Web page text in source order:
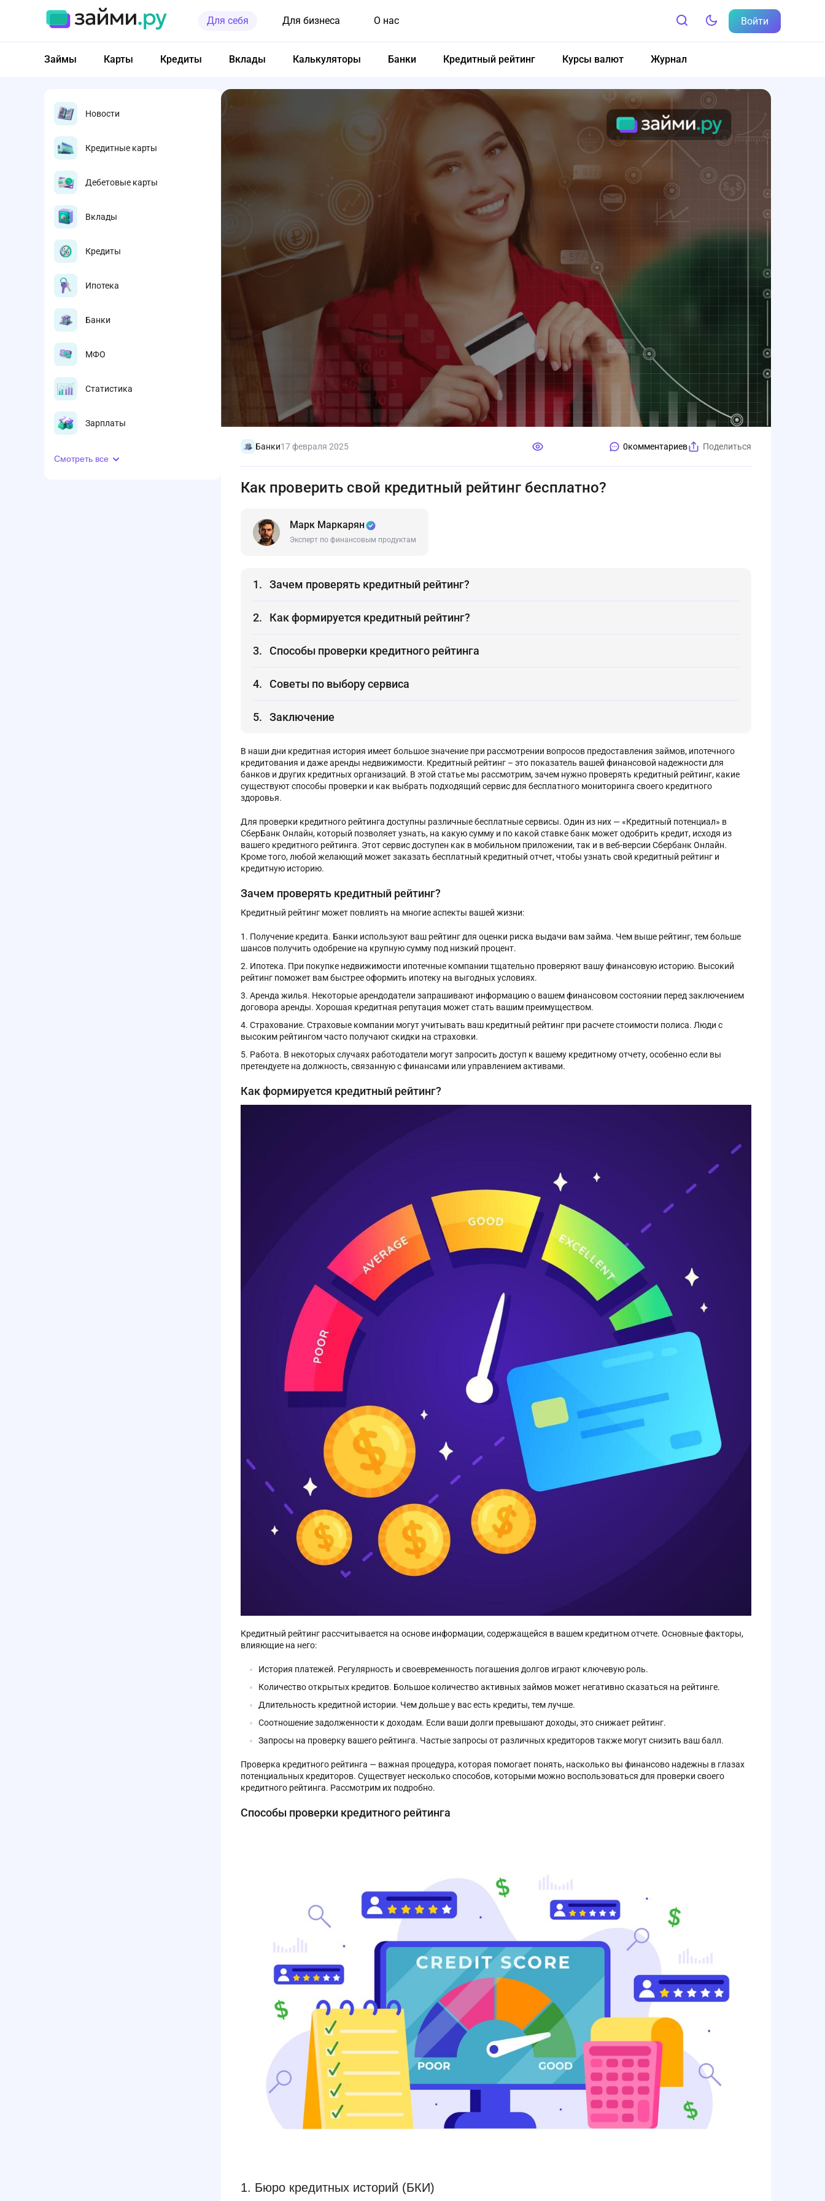
Для себя Для бизнеса О нас Войти
Займы Карты Кредиты Вклады Калькуляторы Банки Кредитный рейтинг Курсы валют Журнал
Новости
Кредитные карты
Дебетовые карты
Вклады
Кредиты
Ипотека
Банки
МФО
Статистика
Зарплаты
Смотреть все
Банки17 февраля 2025 0комментариев Поделиться
Как проверить свой кредитный рейтинг бесплатно?
Марк Маркарян
Эксперт по финансовым продуктам
Зачем проверять кредитный рейтинг?
Как формируется кредитный рейтинг?
Способы проверки кредитного рейтинга
Советы по выбору сервиса
Заключение
В наши дни кредитная история имеет большое значение при рассмотрении вопросов предоставления займов, ипотечного
кредитования и даже аренды недвижимости. Кредитный рейтинг – это показатель вашей финансовой надежности для
банков и других кредитных организаций. В этой статье мы рассмотрим, зачем нужно проверять кредитный рейтинг, какие
существуют способы проверки и как выбрать подходящий сервис для бесплатного мониторинга своего кредитного
здоровья.
Для проверки кредитного рейтинга доступны различные бесплатные сервисы. Один из них — «Кредитный потенциал» в
СберБанк Онлайн, который позволяет узнать, на какую сумму и по какой ставке банк может одобрить кредит, исходя из
вашего кредитного рейтинга. Этот сервис доступен как в мобильном приложении, так и в веб-версии Сбербанк Онлайн‍.
Кроме того, любой желающий может заказать бесплатный кредитный отчет, чтобы узнать свой кредитный рейтинг и
кредитную историю‍‍.
Зачем проверять кредитный рейтинг?
Кредитный рейтинг может повлиять на многие аспекты вашей жизни:
Получение кредита. Банки используют ваш рейтинг для оценки риска выдачи вам займа. Чем выше рейтинг, тем больше
шансов получить одобрение на крупную сумму под низкий процент.
Ипотека. При покупке недвижимости ипотечные компании тщательно проверяют вашу финансовую историю. Высокий
рейтинг поможет вам быстрее оформить ипотеку на выгодных условиях.
Аренда жилья. Некоторые арендодатели запрашивают информацию о вашем финансовом состоянии перед заключением
договора аренды. Хорошая кредитная репутация может стать вашим преимуществом.
Страхование. Страховые компании могут учитывать ваш кредитный рейтинг при расчете стоимости полиса. Люди с
высоким рейтингом часто получают скидки на страховки.
Работа. В некоторых случаях работодатели могут запросить доступ к вашему кредитному отчету, особенно если вы
претендуете на должность, связанную с финансами или управлением активами.
Как формируется кредитный рейтинг?
Кредитный рейтинг рассчитывается на основе информации, содержащейся в вашем кредитном отчете. Основные факторы,
влияющие на него:
История платежей. Регулярность и своевременность погашения долгов играют ключевую роль.
Количество открытых кредитов. Большое количество активных займов может негативно сказаться на рейтинге.
Длительность кредитной истории. Чем дольше у вас есть кредиты, тем лучше.
Соотношение задолженности к доходам. Если ваши долги превышают доходы, это снижает рейтинг.
Запросы на проверку вашего рейтинга. Частые запросы от различных кредиторов также могут снизить ваш балл.
Проверка кредитного рейтинга — важная процедура, которая помогает понять, насколько вы финансово надежны в глазах
потенциальных кредиторов. Существует несколько способов, которыми можно воспользоваться для проверки своего
кредитного рейтинга. Рассмотрим их подробно.
Способы проверки кредитного рейтинга
1. Бюро кредитных историй (БКИ)